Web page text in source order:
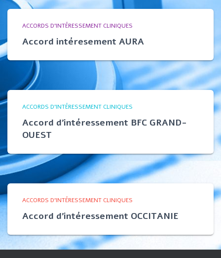
ACCORDS D'INTÉRESSEMENT CLINIQUES
Accord intéresement AURA​
ACCORDS D'INTÉRESSEMENT CLINIQUES
Accord d’intéressement BFC GRAND-
OUEST​
ACCORDS D'INTÉRESSEMENT CLINIQUES
Accord d’intéressement OCCITANIE